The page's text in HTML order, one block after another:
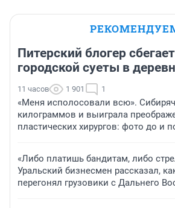
Питерский блогер
городской суеты в
11 часов 1 901 1
«Меня исполосовали всю».
килограммов и выиграла
пластических хирургов: фото до и
«Либо платишь бандитам, либо
Уральский бизнесмен рассказал,
перегонял грузовики с Дальнего